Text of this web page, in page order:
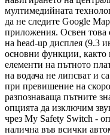
мултимедийната
да не следите Google
приложения. Освен това
на head-up дисплея (9.3
основни функции, както
елементи на пътното
на водача не липсват и
при превишение на
разпознаваща пътните
опцията да изключим
чрез My Safety Switch -
налична във всички